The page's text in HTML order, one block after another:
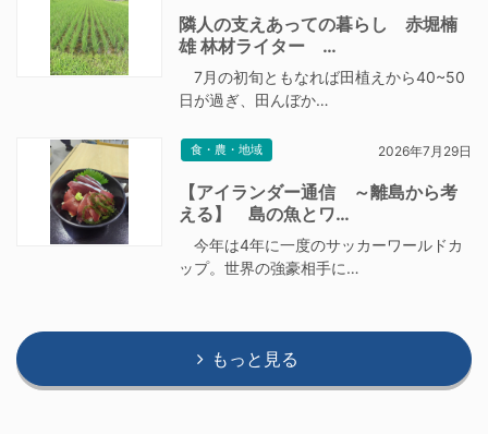
隣人の支えあっての暮らし 赤堀楠
雄 林材ライター …
7月の初旬ともなれば田植えから40~50
日が過ぎ、田んぼか…
食・農・地域 2026年7月29日
【アイランダー通信 ～離島から考
える】 島の魚とワ…
今年は4年に一度のサッカーワールドカ
ップ。世界の強豪相手に…
もっと見る